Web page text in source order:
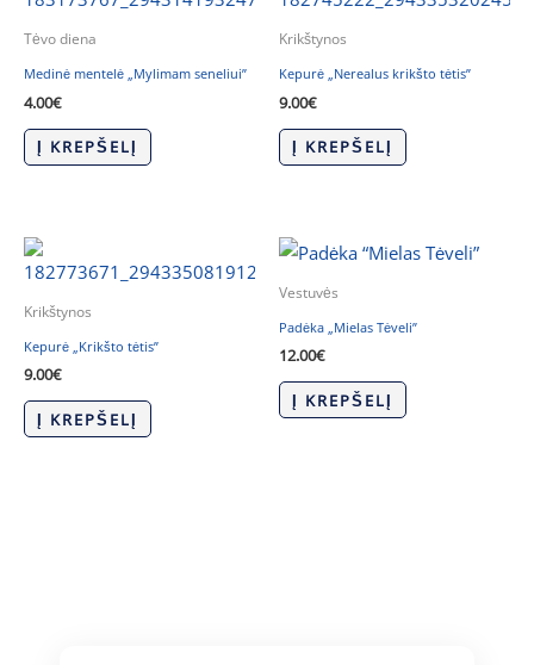
Tėvo diena
Medinė mentelė „Mylimam seneliui”
4.00€
Į KREPŠELĮ
Krikštynos
Kepurė „Nerealus krikšto tėtis”
9.00€
Į KREPŠELĮ
Krikštynos
Kepurė „Krikšto tėtis”
9.00€
Į KREPŠELĮ
Vestuvės
Padėka „Mielas Tėveli”
12.00€
Į KREPŠELĮ